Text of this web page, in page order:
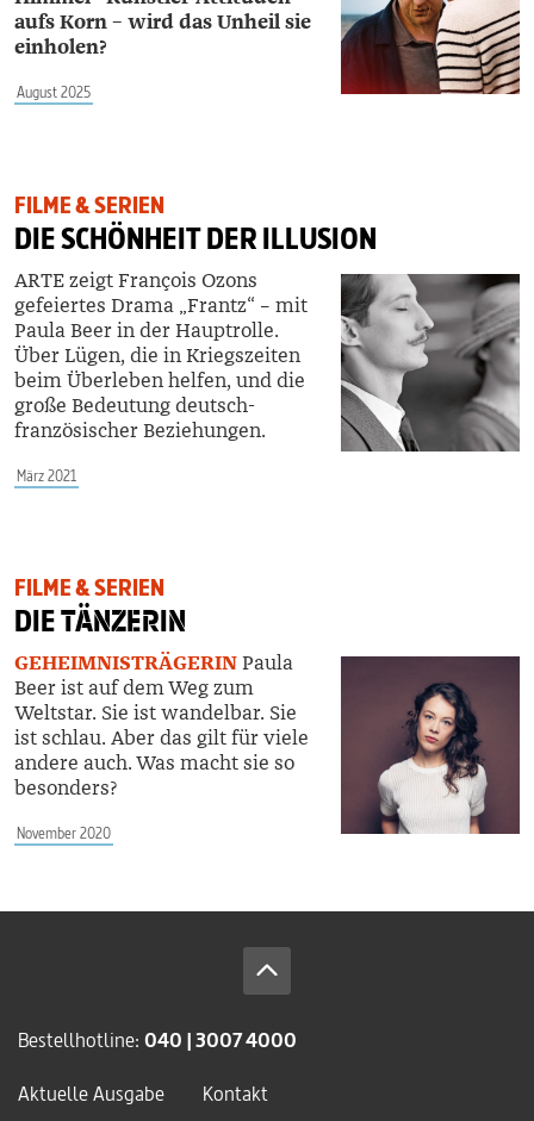
aufs Korn – wird das Unheil sie
einholen?
August 2025
FILME & SERIEN
DIE SCHÖNHEIT DER ILLUSION
ARTE zeigt François Ozons
gefeiertes Drama „Frantz“ – mit
Paula Beer in der Hauptrolle.
Über Lügen, die in Kriegszeiten
beim Überleben helfen, und die
große Bedeutung deutsch-
französischer Beziehungen.
März 2021
FILME & SERIEN
DIETÄNZERIN
GEHEIMNISTRÄGERINPaula
Beer ist auf dem Weg zum
Weltstar. Sie ist wandelbar. Sie
ist schlau. Aber das gilt für viele
andere auch. Was macht sie so
besonders?
November 2020
Bestellhotline: 040 | 3007 4000
Aktuelle Ausgabe
Kontakt